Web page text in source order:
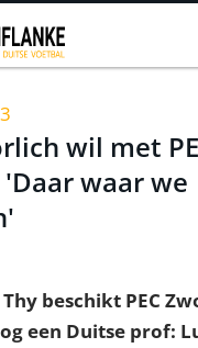
wil met
waar we
beschikt PEC
een Duitse prof: